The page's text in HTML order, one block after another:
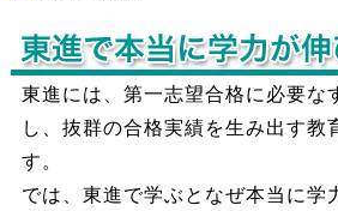
東進には、第一志望合格に必要な
し、抜群の合格実績を生み出す教
す。
では、東進で学ぶとなぜ本当に